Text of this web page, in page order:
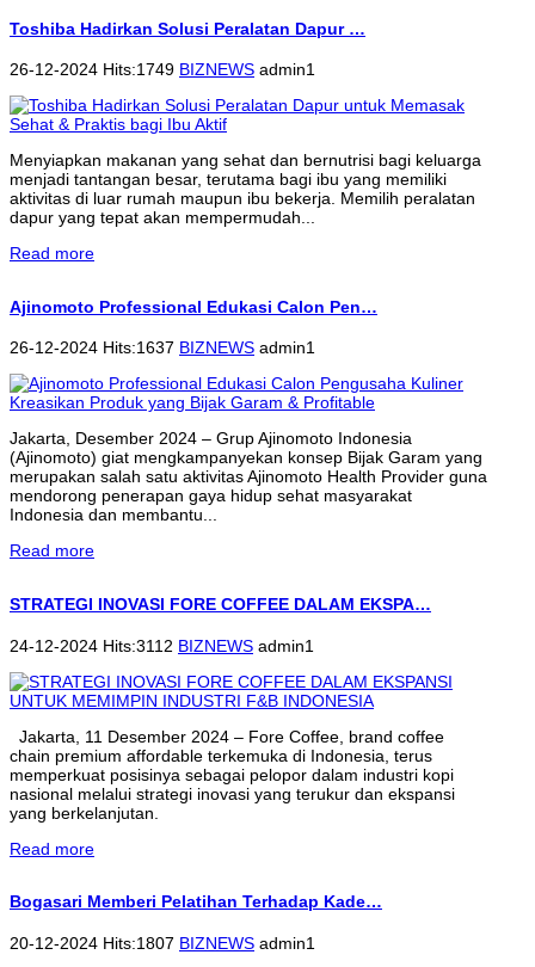
Toshiba Hadirkan Solusi Peralatan Dapur …
26-12-2024 Hits:1749 BIZNEWS admin1
Menyiapkan makanan yang sehat dan bernutrisi bagi keluarga
menjadi tantangan besar, terutama bagi ibu yang memiliki
aktivitas di luar rumah maupun ibu bekerja. Memilih peralatan
dapur yang tepat akan mempermudah...
Read more
Ajinomoto Professional Edukasi Calon Pen…
26-12-2024 Hits:1637 BIZNEWS admin1
Jakarta, Desember 2024 – Grup Ajinomoto Indonesia
(Ajinomoto) giat mengkampanyekan konsep Bijak Garam yang
merupakan salah satu aktivitas Ajinomoto Health Provider guna
mendorong penerapan gaya hidup sehat masyarakat
Indonesia dan membantu...
Read more
STRATEGI INOVASI FORE COFFEE DALAM EKSPA…
24-12-2024 Hits:3112 BIZNEWS admin1
Jakarta, 11 Desember 2024 – Fore Coffee, brand coffee
chain premium affordable terkemuka di Indonesia, terus
memperkuat posisinya sebagai pelopor dalam industri kopi
nasional melalui strategi inovasi yang terukur dan ekspansi
yang berkelanjutan.
Read more
Bogasari Memberi Pelatihan Terhadap Kade…
20-12-2024 Hits:1807 BIZNEWS admin1